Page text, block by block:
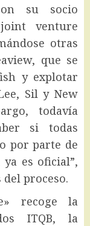
su socio
venture
otras
que se
y explotar
Sil y New
todavía
si todas
por parte de
es oficial”,
proceso.
recoge la
ITQB, la